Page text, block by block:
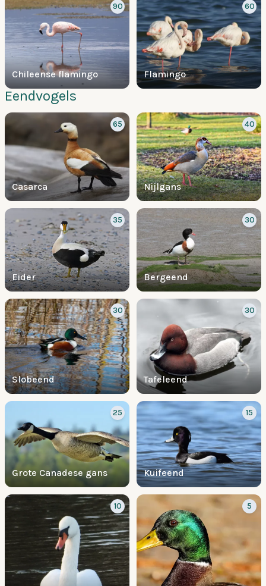
Chileense flamingo
90
Flamingo
60
Eendvogels
Casarca
65
Nijlgans
40
Eider
35
Bergeend
30
Slobeend
30
Tafeleend
30
Grote Canadese gans
25
Kuifeend
15
10 5